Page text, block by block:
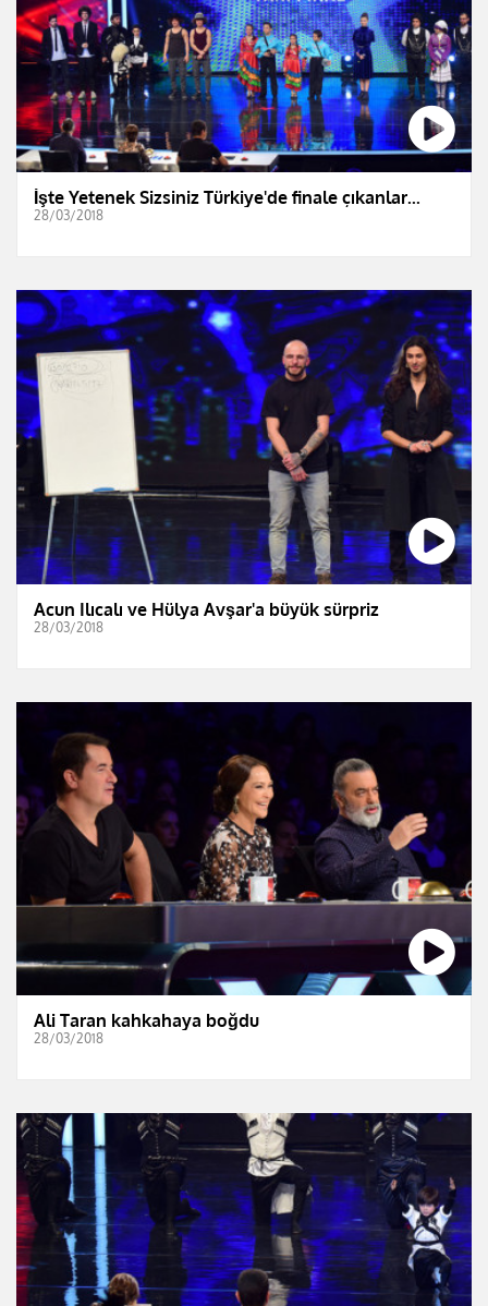
İşte Yetenek Sizsiniz Türkiye'de finale çıkanlar...
28/03/2018
Acun Ilıcalı ve Hülya Avşar'a büyük sürpriz
28/03/2018
Ali Taran kahkahaya boğdu
28/03/2018